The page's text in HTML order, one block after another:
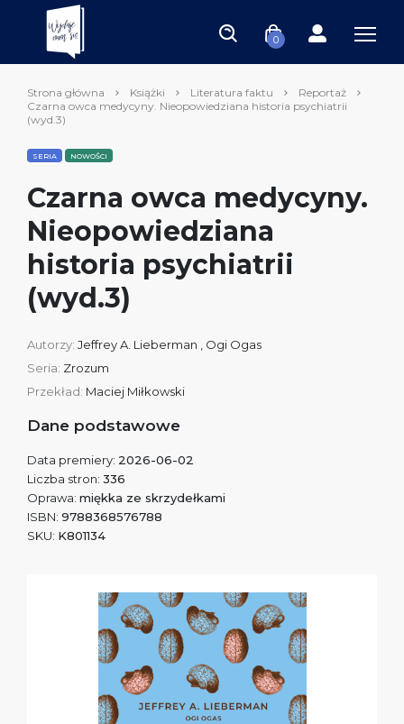
0
Strona główna Książki Literatura faktu
Reportaż
Czarna owca medycyny. Nieopowiedziana historia psychiatrii
(wyd.3)
SERIA NOWOŚCI
Czarna owca medycyny.
Nieopowiedziana
historia psychiatrii
(wyd.3)
Autorzy: Jeffrey A. Lieberman
Ogi Ogas
Seria: Zrozum
Przekład: Maciej Miłkowski
Dane podstawowe
Data premiery: 2026-06-02
Liczba stron: 336
Oprawa: miękka ze skrzydełkami
ISBN: 9788368576788
SKU: K801134